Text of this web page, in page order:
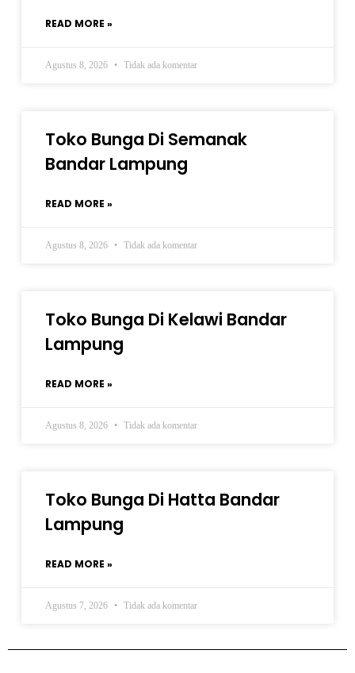
READ MORE »
Agustus 8, 2026 Tidak ada komentar
Toko Bunga Di Semanak
Bandar Lampung
READ MORE »
Agustus 8, 2026 Tidak ada komentar
Toko Bunga Di Kelawi Bandar
Lampung
READ MORE »
Agustus 8, 2026 Tidak ada komentar
Toko Bunga Di Hatta Bandar
Lampung
READ MORE »
Agustus 7, 2026 Tidak ada komentar